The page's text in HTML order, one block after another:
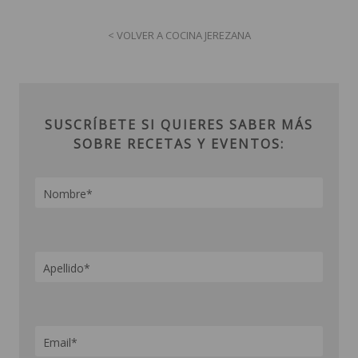
< VOLVER A COCINA JEREZANA
SUSCRÍBETE SI QUIERES SABER MÁS
SOBRE RECETAS Y EVENTOS: